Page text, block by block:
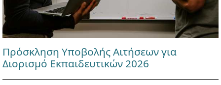
Πρόσκληση Υποβολής Αιτήσεων για
Διορισμό Εκπαιδευτικών 2026